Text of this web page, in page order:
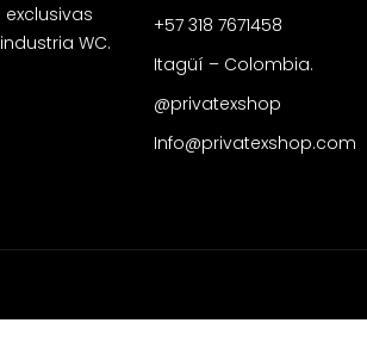
WC.
+57 318 7671458
Itagüí – Colombia.
@privatexshop
Info@privatexshop.com